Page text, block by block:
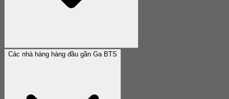
Các nhà hàng hàng đầu gần Ga BTS